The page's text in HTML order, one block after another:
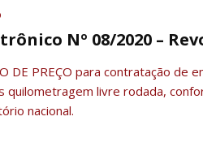
Nº 08/2020 –
DE PREÇO para contratação
quilometragem livre rodada,
nacional.